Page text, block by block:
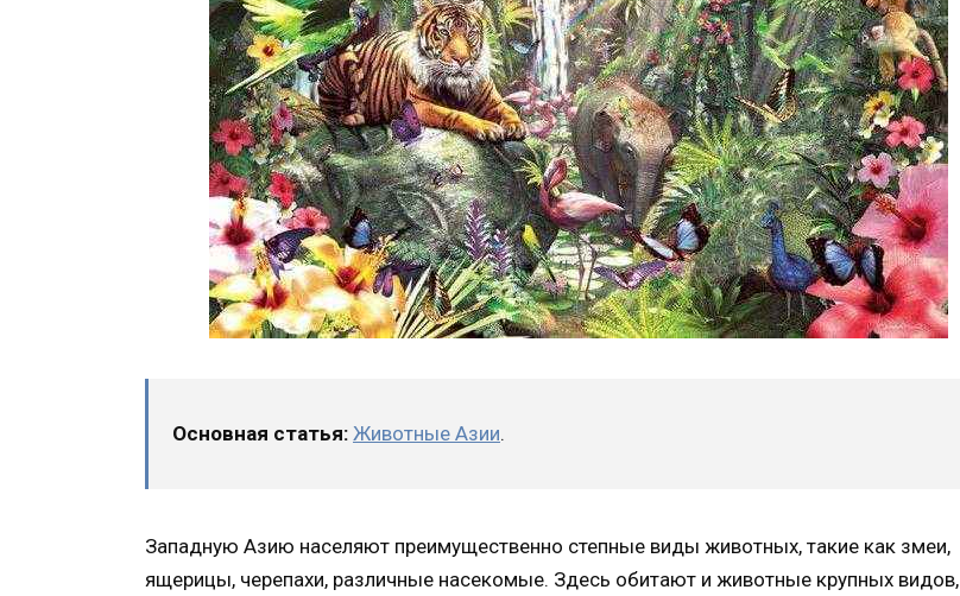
Основная статья: Животные Азии.
Западную Азию населяют преимущественно степные виды животных, такие как змеи,
ящерицы, черепахи, различные насекомые. Здесь обитают и животные крупных видов,